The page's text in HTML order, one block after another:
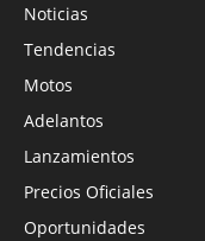
Noticias
Tendencias
Motos
Adelantos
Lanzamientos
Precios Oficiales
Oportunidades